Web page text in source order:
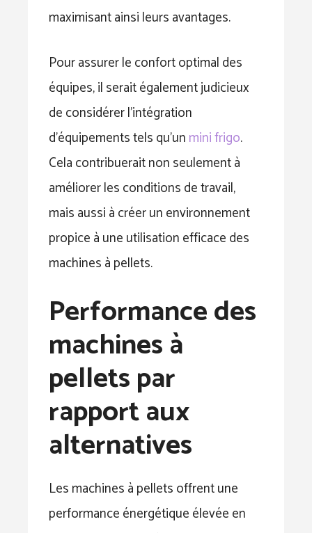
maximisant ainsi leurs avantages.
Pour assurer le confort optimal des
équipes, il serait également judicieux
de considérer l’intégration
d’équipements tels qu’unmini frigo.
Cela contribuerait non seulement à
améliorer les conditions de travail,
mais aussi à créer un environnement
propice à une utilisation efficace des
machines à pellets.
Performance des
machines à
pellets par
rapport aux
alternatives
Les machines à pellets offrent une
performance énergétique élevée en